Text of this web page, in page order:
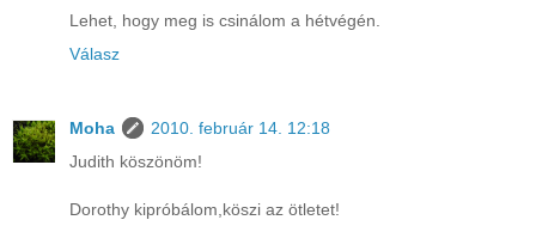
Lehet, hogy meg is csinálom a hétvégén.
Válasz
Moha
2010. február 14. 12:18
Judith köszönöm!
Dorothy kipróbálom,köszi az ötletet!